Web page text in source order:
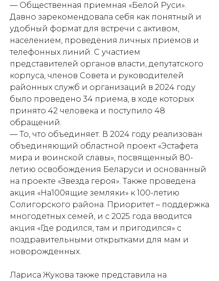
— Общественная приемная «Белой Руси».
Давно зарекомендовала себя как понятный и
удобный формат для встречи с активом,
населением, проведения личных приемов и
телефонных линий. С участием
представителей органов власти, депутатского
корпуса, членов Совета и руководителей
районных служб и организаций в 2024 году
было проведено 34 приема, в ходе которых
принято 42 человека и поступило 48
обращений.
— То, что объединяет. В 2024 году реализован
объединяющий областной проект «Эстафета
мира и воинской славы», посвященный 80-
летию освобождения Беларуси и основанный
на проекте «Звезда героя». Также проведена
акция «На100ящие земляки» к 100-летию
Солигорского района. Приоритет – поддержка
многодетных семей, и с 2025 года вводится
акция «Где родился, там и пригодился» с
поздравительными открытками для мам и
новорожденных.
Лариса Жукова также представила на